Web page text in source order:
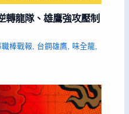
轉龍隊、雄鷹強攻壓制
職棒戰報, 台鋼雄鷹, 味全龍,